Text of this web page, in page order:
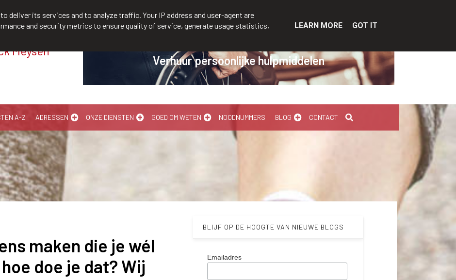
610300
Meysen
hulpmiddelen Levering aan huis
A-Z ADRESSEN ONZE DIENSTEN GOED OM WETEN NOODNUMMERS BLOG CONTACT
maken die je wél
doe je dat? Wij
BLIJF OP DE HOOGTE VAN NIEUWE BLOGS
Emailadres
deliver its services and to analyze traffic. Your IP address and user-agent are
and security metrics to ensure quality of service, generate usage statistics,
LEARN MORE GOT IT